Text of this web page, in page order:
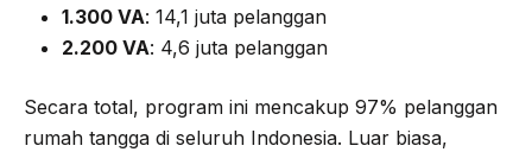
1.300 VA: 14,1 juta pelanggan
2.200 VA: 4,6 juta pelanggan
Secara total, program ini mencakup 97% pelanggan
rumah tangga di seluruh Indonesia. Luar biasa,